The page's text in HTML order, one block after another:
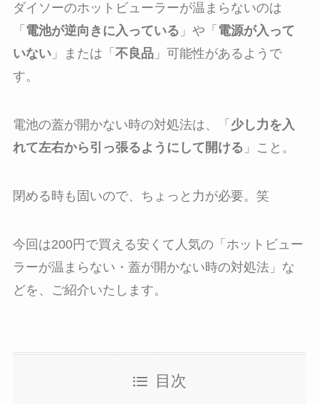
ダイソーのホットビューラーが温まらないのは
「 電池が逆向きに入っている 」や「 電源が入って
いない」または「 不良品」可能性があるようで
す。
電池の蓋が開かない時の対処法は、「 少し力を入
れて左右から引っ張るようにして開ける 」こと。
閉める時も固いので、ちょっと力が必要。笑
今回は200円で買える安くて人気の「ホットビュー
ラーが温まらない・蓋が開かない時の対処法」な
どを、ご紹介いたします。
目次